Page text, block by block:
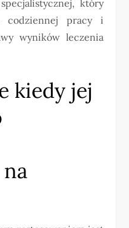
który
pracy i
wyników leczenia
kiedy jej